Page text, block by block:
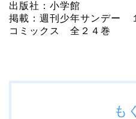
出版社：小学館
掲載：週刊少年サンデー
コミックス 全２４巻
も